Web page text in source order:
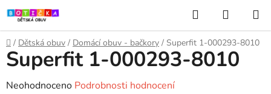
Přejít
na
obsah
Hledat
KOŠÍK
Domů
/ Dětská obuv / Domácí obuv - bačkory / Superfit 1-000293-8010
Superfit 1-000293-8010
Průměrné
Neohodnoceno Podrobnosti hodnocení